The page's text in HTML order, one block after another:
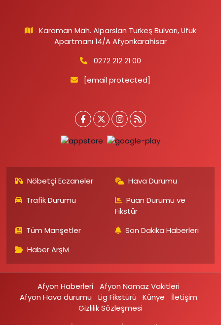
Karaman Mah. Alparslan Türkeş Bulvarı, Ufuk
Apartmanı 14/A Afyonkarahisar
0272 212 21 00
[email protected]
Nöbetçi Eczaneler
Hava Durumu
Trafik Durumu
Puan Durumu ve
Fikstür
Tüm Manşetler
Son Dakika Haberleri
Haber Arşivi
Afyon Haberleri
Afyon Namaz Vakitleri
Afyon Hava durumu
Lig Fikstürü Künye
İletişim
Gizlilik Sözleşmesi